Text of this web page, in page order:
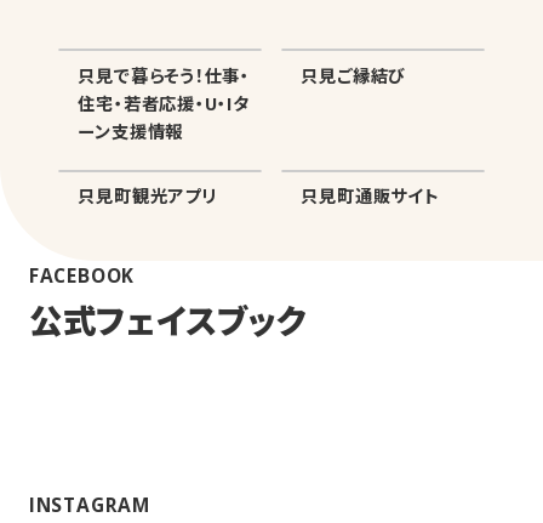
只見で暮らそう！仕事・
住宅・若者応援・U・Iタ
ーン支援情報
只見ご縁結び
只見町観光アプリ 只見町通販サイト
FACEBOOK
公式フェイスブック
INSTAGRAM